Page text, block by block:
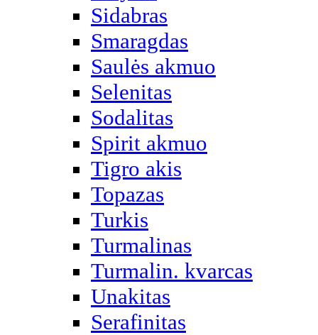
Sidabras
Smaragdas
Saulės akmuo
Selenitas
Sodalitas
Spirit akmuo
Tigro akis
Topazas
Turkis
Turmalinas
Turmalin. kvarcas
Unakitas
Serafinitas